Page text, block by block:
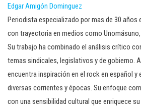
Edgar Amigón Dominguez
Periodista especializado por mas de 30 años
con trayectoria en medios como Unomásuno,
Su trabajo ha combinado el análisis crítico
temas sindicales, legislativos y de gobierno.
encuentra inspiración en el rock en español y
diversas corrientes y épocas. Su enfoque
con una sensibilidad cultural que enriquece